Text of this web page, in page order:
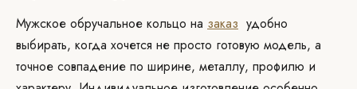
Мужское обручальное кольцо на заказ удобно
выбирать, когда хочется не просто готовую модель, а
точное совпадение по ширине, металлу, профилю и